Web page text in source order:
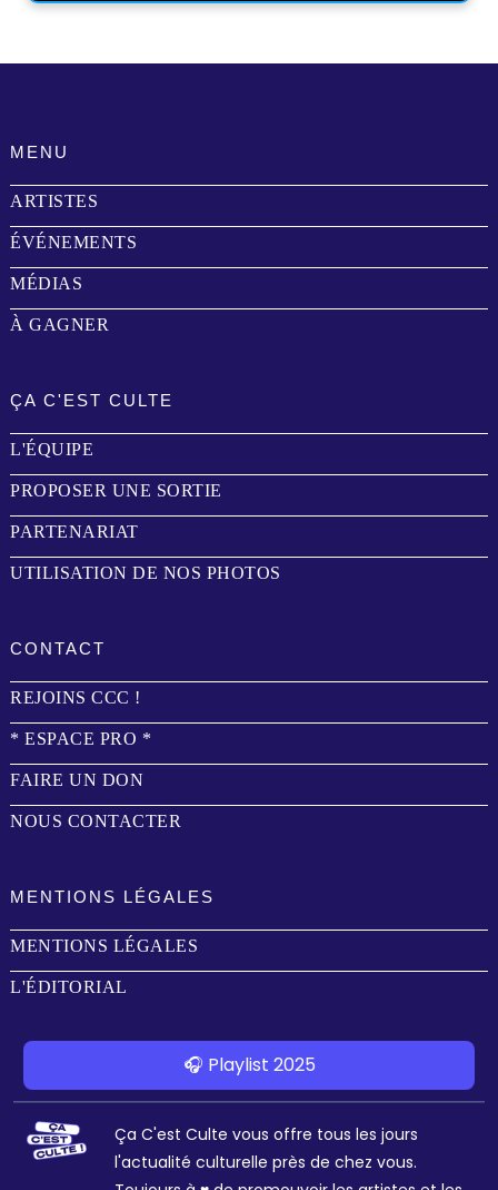
MENU
ARTISTES
ÉVÉNEMENTS
MÉDIAS
À GAGNER
ÇA C'EST CULTE
L'ÉQUIPE
PROPOSER UNE SORTIE
PARTENARIAT
UTILISATION DE NOS PHOTOS
CONTACT
REJOINS CCC !
* ESPACE PRO *
FAIRE UN DON
NOUS CONTACTER
MENTIONS LÉGALES
MENTIONS LÉGALES
L'ÉDITORIAL
🎧 Playlist 2025
Ça C'est Culte vous offre tous les jours
l'actualité culturelle près de chez vous.